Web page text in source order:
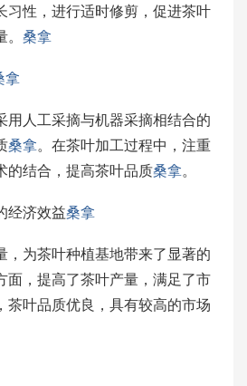
习性，进行适时修剪，促进茶叶
桑拿
拿
用人工采摘与机器采摘相结合的
桑拿。在茶叶加工过程中，注重
的结合，提高茶叶品质桑拿。
经济效益桑拿
，为茶叶种植基地带来了显著的
面，提高了茶叶产量，满足了市
茶叶品质优良，具有较高的市场